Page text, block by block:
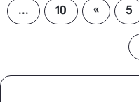
5
»
10
...